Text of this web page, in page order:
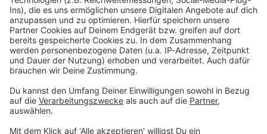
Kontaktformular
Sprachnachricht
© dpa-infocom, dpa:260604-930-172302/1